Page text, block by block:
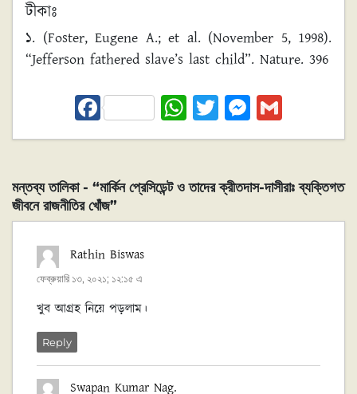
টীকাঃ
১. (Foster, Eugene A.; et al. (November 5, 1998).
“Jefferson fathered slave’s last child”. Nature. 396
Fa
ce
ok
W
h
sA
T
wi
er
M
es
n
m
l
মন্তব্য তালিকা - “মার্কিন প্রেসিডেন্ট ও তাদের ক্রীতদাস-দাসীরাঃ ব্যক্তিগত
জীবনে রাজনীতির খোঁজ”
Rathin Biswas
ফেব্রুয়ারি ১৩, ২০২১; ১২:১৫ এ
খুব আগ্ৰহ নিয়ে পড়লাম।
Reply
Swapan Kumar Nag.